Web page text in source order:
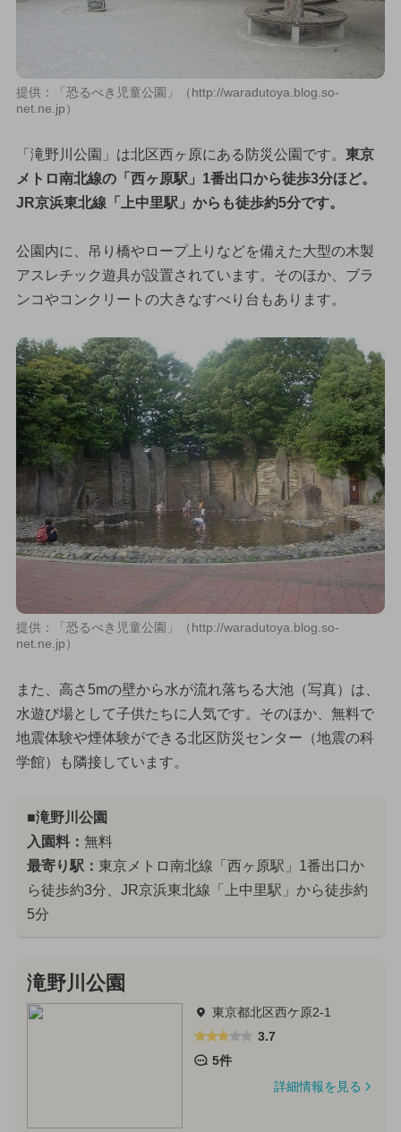
提供：「恐るべき児童公園」（http://waradutoya.blog.so-
net.ne.jp）
「滝野川公園」は北区西ヶ原にある防災公園です。 東京
メトロ南北線の「西ヶ原駅」1番出口から徒歩3分ほど。
JR京浜東北線「上中里駅」からも徒歩約5分です。
公園内に、吊り橋やロープ上りなどを備えた大型の木製
アスレチック遊具が設置されています。そのほか、ブラ
ンコやコンクリートの大きなすべり台もあります。
提供：「恐るべき児童公園」（http://waradutoya.blog.so-
net.ne.jp）
また、高さ5mの壁から水が流れ落ちる大池（写真）は、
水遊び場として子供たちに人気です。そのほか、無料で
地震体験や煙体験ができる北区防災センター（地震の科
学館）も隣接しています。
■滝野川公園
入園料： 無料
最寄り駅： 東京メトロ南北線「西ヶ原駅」1番出口か
ら徒歩約3分、JR京浜東北線「上中里駅」から徒歩約
5分
滝野川公園
東京都北区西ケ原2-1
3.7
5件
詳細情報を見る